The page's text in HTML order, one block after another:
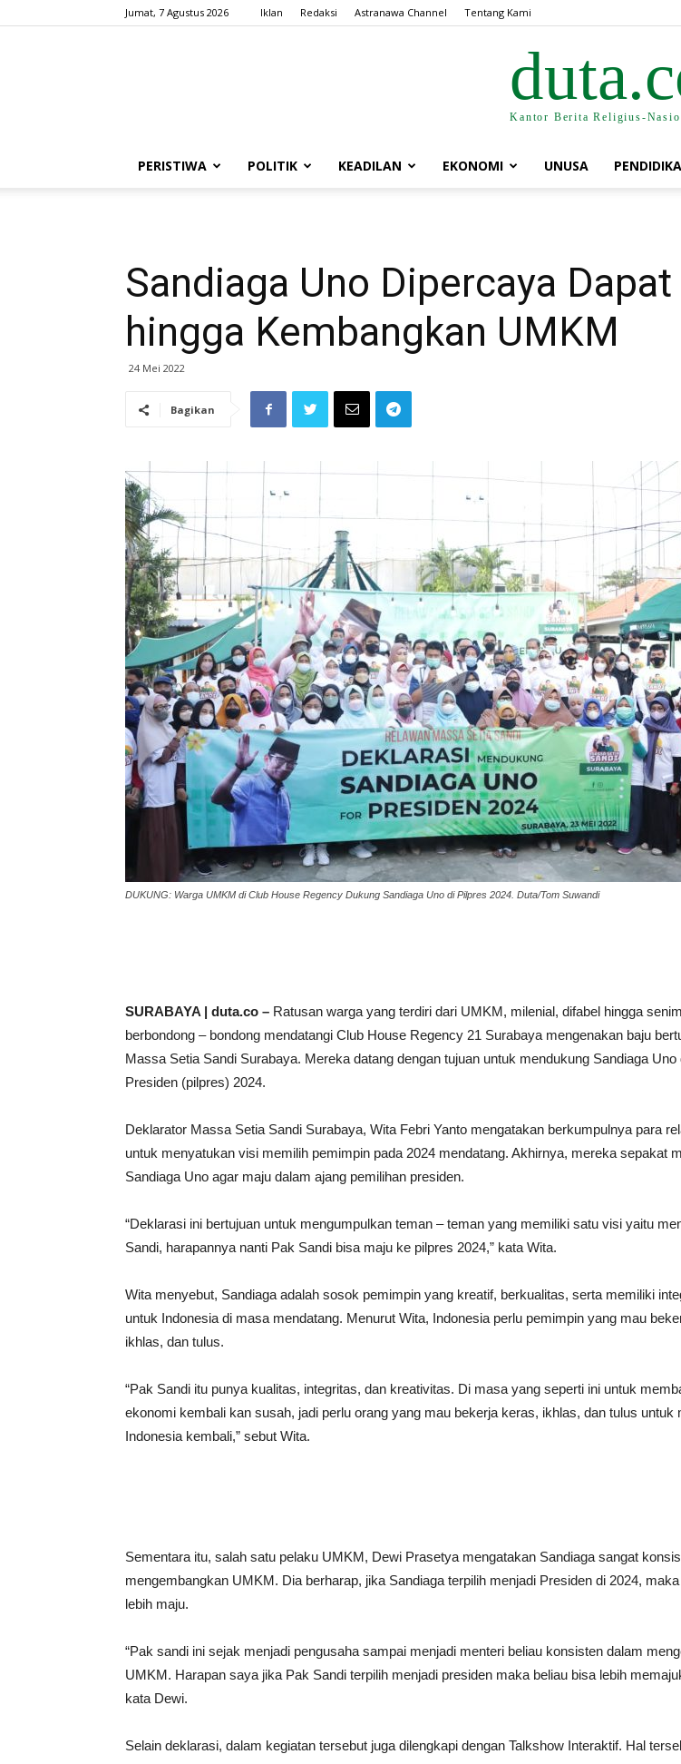
Jumat, 7 Agustus 2026 Iklan Redaksi Astranawa Channel Tentang Kami
Kantor Berita Religius-
PERISTIWA POLITIK KEADILAN EKONOMI UNUSA
Sandiaga Uno Dipercaya
hingga Kembangkan UMKM
24 Mei 2022
Bagikan
DUKUNG: Warga UMKM di Club House Regency Dukung Sandiaga Uno di Pilpres 2024. Duta/Tom Suwandi
SURABAYA | duta.co – Ratusan warga yang terdiri dari UMKM, milenial, difabel hingga
berbondong – bondong mendatangi Club House Regency 21 Surabaya mengenakan baju
Massa Setia Sandi Surabaya. Mereka datang dengan tujuan untuk mendukung Sandiaga Uno
Presiden (pilpres) 2024.
Deklarator Massa Setia Sandi Surabaya, Wita Febri Yanto mengatakan berkumpulnya para
untuk menyatukan visi memilih pemimpin pada 2024 mendatang. Akhirnya, mereka sepakat
Sandiaga Uno agar maju dalam ajang pemilihan presiden.
“Deklarasi ini bertujuan untuk mengumpulkan teman – teman yang memiliki satu visi yaitu
Sandi, harapannya nanti Pak Sandi bisa maju ke pilpres 2024,” kata Wita.
Wita menyebut, Sandiaga adalah sosok pemimpin yang kreatif, berkualitas, serta memiliki
untuk Indonesia di masa mendatang. Menurut Wita, Indonesia perlu pemimpin yang mau
ikhlas, dan tulus.
“Pak Sandi itu punya kualitas, integritas, dan kreativitas. Di masa yang seperti ini untuk
ekonomi kembali kan susah, jadi perlu orang yang mau bekerja keras, ikhlas, dan tulus untuk
Indonesia kembali,” sebut Wita.
Sementara itu, salah satu pelaku UMKM, Dewi Prasetya mengatakan Sandiaga sangat
mengembangkan UMKM. Dia berharap, jika Sandiaga terpilih menjadi Presiden di 2024,
lebih maju.
“Pak sandi ini sejak menjadi pengusaha sampai menjadi menteri beliau konsisten dalam
UMKM. Harapan saya jika Pak Sandi terpilih menjadi presiden maka beliau bisa lebih
kata Dewi.
Selain deklarasi, dalam kegiatan tersebut juga dilengkapi dengan Talkshow Interaktif. Hal